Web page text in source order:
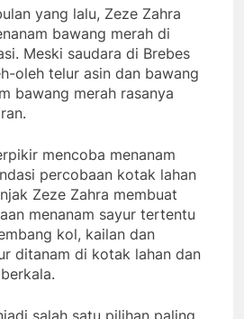
yang lalu, Zeze Zahra
bawang merah di
Meski saudara di Brebes
oleh telur asin dan bawang
bawang merah rasanya
mencoba menanam
percobaan kotak lahan
Zeze Zahra membuat
menanam sayur tertentu
kol, kailan dan
ditanam di kotak lahan dan